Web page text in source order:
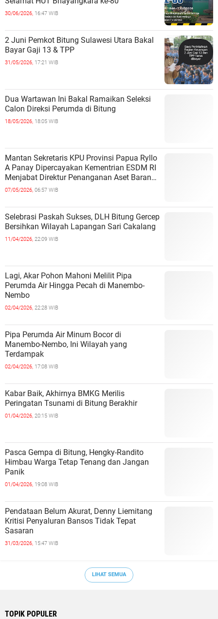
30/06/2026, 16:47 WIB
2 Juni Pemkot Bitung Sulawesi Utara Bakal
Bayar Gaji 13 & TPP
31/05/2026, 17:21 WIB
Dua Wartawan Ini Bakal Ramaikan Seleksi
Calon Direksi Perumda di Bitung
18/05/2026, 18:05 WIB
Mantan Sekretaris KPU Provinsi Papua Ryllo
A Panay Dipercayakan Kementrian ESDM RI
Menjabat Direktur Penanganan Aset Barang
Bukti
07/05/2026, 06:57 WIB
Selebrasi Paskah Sukses, DLH Bitung Gercep
Bersihkan Wilayah Lapangan Sari Cakalang
11/04/2026, 22:09 WIB
Lagi, Akar Pohon Mahoni Melilit Pipa
Perumda Air Hingga Pecah di Manembo-
Nembo
02/04/2026, 22:28 WIB
Pipa Perumda Air Minum Bocor di
Manembo-Nembo, Ini Wilayah yang
Terdampak
02/04/2026, 17:08 WIB
Kabar Baik, Akhirnya BMKG Merilis
Peringatan Tsunami di Bitung Berakhir
01/04/2026, 20:15 WIB
Pasca Gempa di Bitung, Hengky-Randito
Himbau Warga Tetap Tenang dan Jangan
Panik
01/04/2026, 19:08 WIB
Pendataan Belum Akurat, Denny Liemitang
Kritisi Penyaluran Bansos Tidak Tepat
Sasaran
31/03/2026, 15:47 WIB
LIHAT SEMUA
TOPIK POPULER